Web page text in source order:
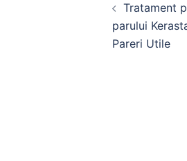
articole
Tratament
parului
Pareri Utile